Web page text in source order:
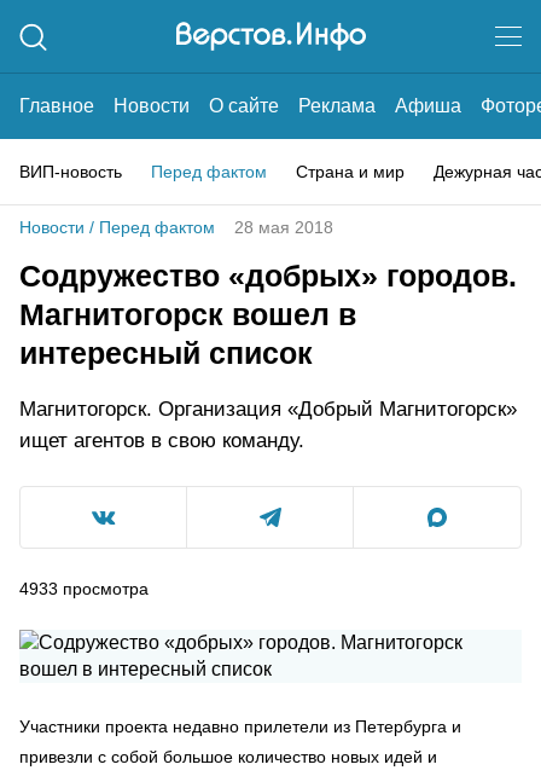
Главное Новости О сайте Реклама Афиша
ВИП-новость Перед фактом Страна и мир Дежурная
Новости / Перед фактом 28 мая 2018
Содружество «добрых» городов.
Магнитогорск вошел в
интересный список
Магнитогорск. Организация «Добрый Магнитогорск»
ищет агентов в свою команду.
4933 просмотра
Участники проекта недавно прилетели из Петербурга и
привезли с собой большое количество новых идей и